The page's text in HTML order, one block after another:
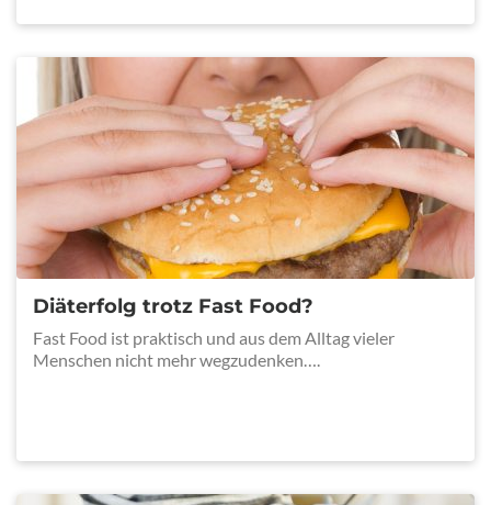
Diäterfolg trotz Fast Food?
Fast Food ist praktisch und aus dem Alltag vieler
Menschen nicht mehr wegzudenken….